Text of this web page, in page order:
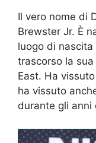
Il vero nome di
Brewster Jr. È
luogo di nascita
trascorso la
East. Ha
ha vissuto
durante gli anni